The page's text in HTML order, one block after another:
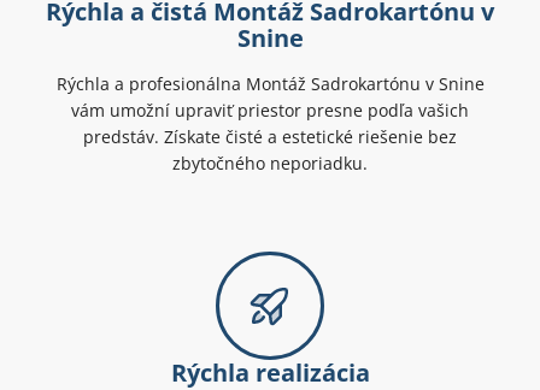
Rýchla a čistá Montáž Sadrokartónu v
Snine
Rýchla a profesionálna Montáž Sadrokartónu v Snine
vám umožní upraviť priestor presne podľa vašich
predstáv. Získate čisté a estetické riešenie bez
zbytočného neporiadku.
Rýchla realizácia